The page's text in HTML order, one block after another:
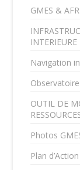
GMES &
Navigation
OUTIL DE
Photos
Plan